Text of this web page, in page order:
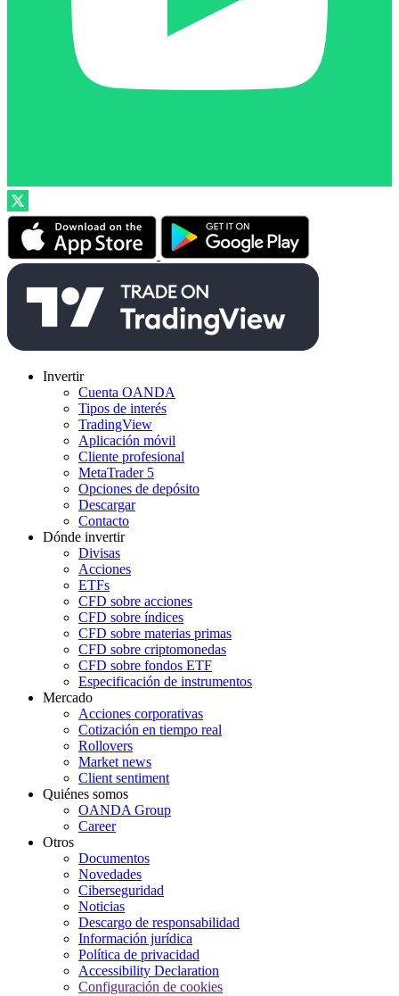
Invertir
Cuenta OANDA
Tipos de interés
TradingView
Aplicación móvil
Cliente profesional
MetaTrader 5
Opciones de depósito
Descargar
Contacto
Dónde invertir
Divisas
Acciones
ETFs
CFD sobre acciones
CFD sobre índices
CFD sobre materias primas
CFD sobre criptomonedas
CFD sobre fondos ETF
Especificación de instrumentos
Mercado
Acciones corporativas
Cotización en tiempo real
Rollovers
Market news
Client sentiment
Quiénes somos
OANDA Group
Career
Otros
Documentos
Novedades
Ciberseguridad
Noticias
Descargo de responsabilidad
Información jurídica
Política de privacidad
Accessibility Declaration
Configuración de cookies